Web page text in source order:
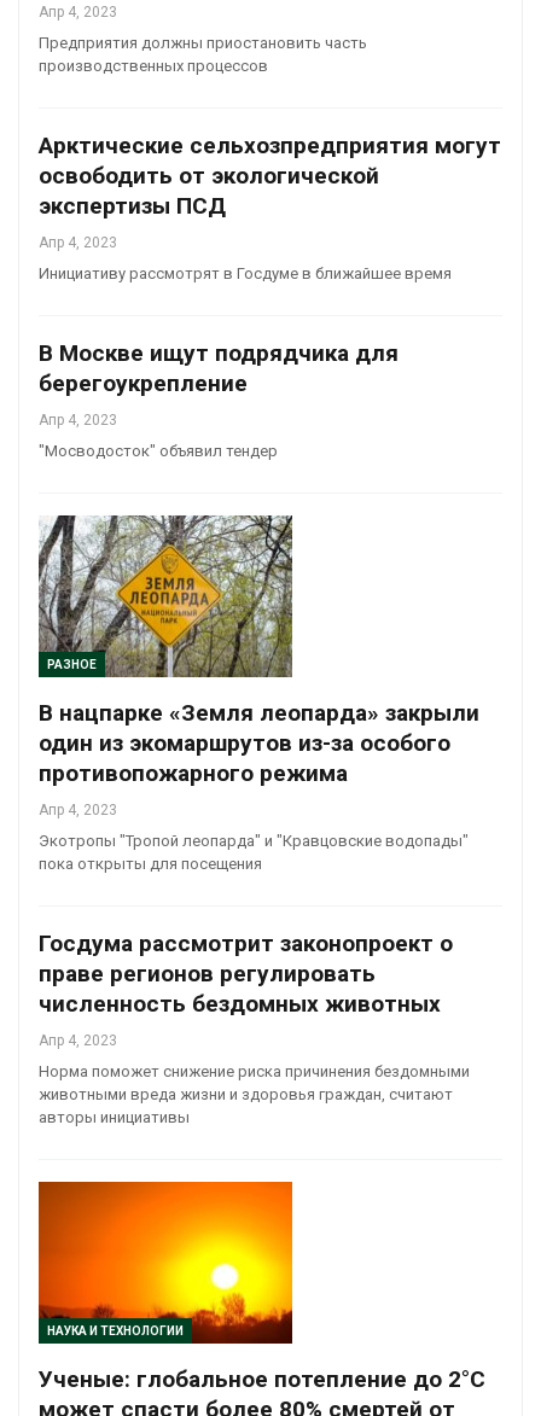
Апр 4, 2023
Предприятия должны приостановить часть
производственных процессов
Арктические сельхозпредприятия могут
освободить от экологической
экспертизы ПСД
Апр 4, 2023
Инициативу рассмотрят в Госдуме в ближайшее время
В Москве ищут подрядчика для
берегоукрепление
Апр 4, 2023
"Мосводосток" объявил тендер
РАЗНОЕ
В нацпарке «Земля леопарда» закрыли
один из экомаршрутов из-за особого
противопожарного режима
Апр 4, 2023
Экотропы "Тропой леопарда" и "Кравцовские водопады"
пока открыты для посещения
Госдума рассмотрит законопроект о
праве регионов регулировать
численность бездомных животных
Апр 4, 2023
Норма поможет снижение риска причинения бездомными
животными вреда жизни и здоровья граждан, считают
авторы инициативы
НАУКА И ТЕХНОЛОГИИ
Ученые: глобальное потепление до 2°C
может спасти более 80% смертей от